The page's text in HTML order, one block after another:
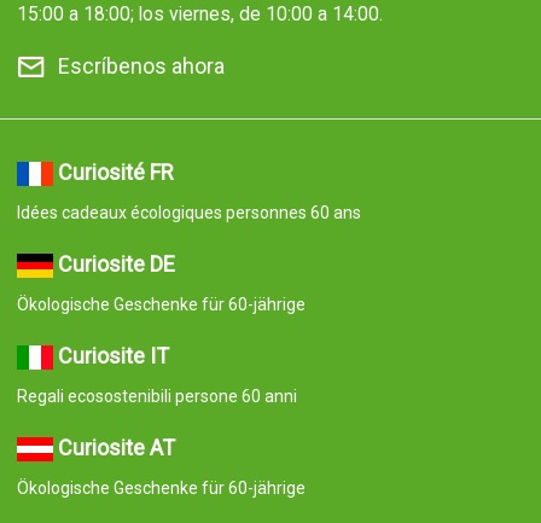
15:00 a 18:00; los viernes, de 10:00 a 14:00.
Escríbenos ahora
Curiosité FR
Idées cadeaux écologiques personnes 60 ans
Curiosite DE
Ökologische Geschenke für 60-jährige
Curiosite IT
Regali ecosostenibili persone 60 anni
Curiosite AT
Ökologische Geschenke für 60-jährige